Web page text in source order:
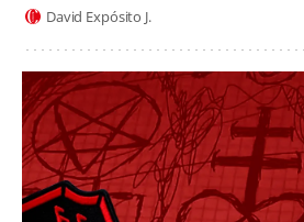
David Expósito J.